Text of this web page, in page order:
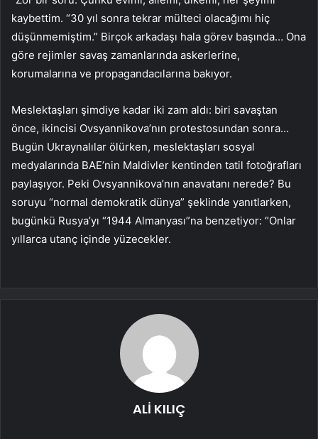
kaybettim. “30 yıl sonra tekrar mülteci olacağımı hiç
düşünmemiştim.” Birçok arkadaşı hala görev başında… Ona
göre rejimler savaş zamanlarında askerlerine,
korumalarına ve propagandacılarına bakıyor.
Meslektaşları şimdiye kadar iki zam aldı: biri savaştan
önce, ikincisi Ovsyannikova’nın protestosundan sonra…
Bugün Ukraynalılar ölürken, meslektaşları sosyal
medyalarında BAE’nin Maldivler kentinden tatil fotoğrafları
paylaşıyor. Peki Ovsyannikova’nın anavatanı nerede? Bu
soruyu “normal demokratik dünya” şeklinde yanıtlarken,
bugünkü Rusya’yı “1944 Almanyası”na benzetiyor: “Onlar
yıllarca utanç içinde yüzecekler.
ALİ KILIÇ